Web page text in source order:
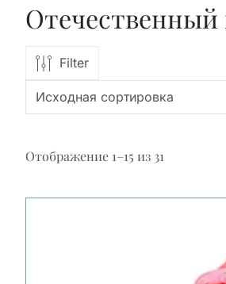
Отечественный
Filter
Отображение 1–15 из 31